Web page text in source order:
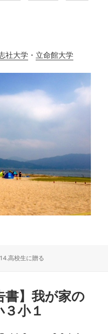
社大学 ・ 立命館大学
カ
ー
14.高校生に贈る
書】我が家の
小１